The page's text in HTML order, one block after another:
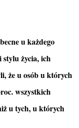
u każdego
stylu życia, ich
że u osób u których
wszystkich
u tych, u których